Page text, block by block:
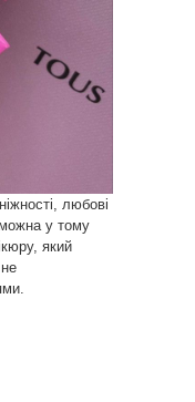
любові
можна у тому
який